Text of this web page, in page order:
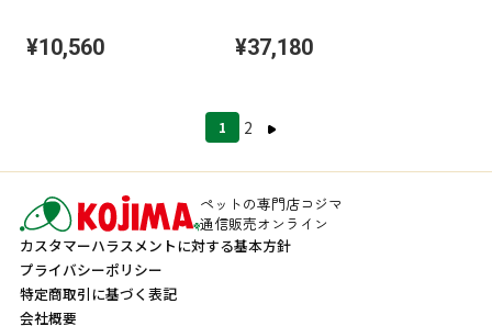
¥10,560 ¥37,180
1 2
ペットの専門店コジマ
通信販売オンライン
カスタマーハラスメントに対する基本方針
プライバシーポリシー
特定商取引に基づく表記
会社概要